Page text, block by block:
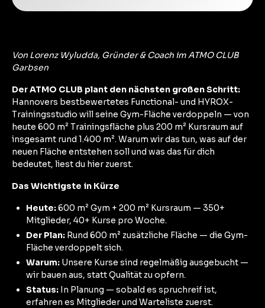
Von Lorenz Wyludda, Gründer & Coach im ATMO CLUB
Garbsen
Der ATMO CLUB plant den nächsten großen Schritt:
Hannovers bestbewertetes Functional- und HYROX-
Trainingsstudio will seine Gym-Fläche verdoppeln — von
heute 600 m² Trainingsfläche plus 200 m² Kursraum auf
insgesamt rund 1.400 m². Warum wir das tun, was auf der
neuen Fläche entstehen soll und was das für dich
bedeutet, liest du hier zuerst.
Das Wichtigste in Kürze
Heute:600 m² Gym + 200 m² Kursraum — 350+
Mitglieder, 40+ Kurse pro Woche.
Der Plan: Rund 600 m² zusätzliche Fläche — die Gym-
Fläche verdoppelt sich.
Warum: Unsere Kurse sind regelmäßig ausgebucht —
wir bauen aus, statt Qualität zu opfern.
Status: In Planung — sobald es spruchreif ist,
erfahren es Mitglieder und Warteliste zuerst.